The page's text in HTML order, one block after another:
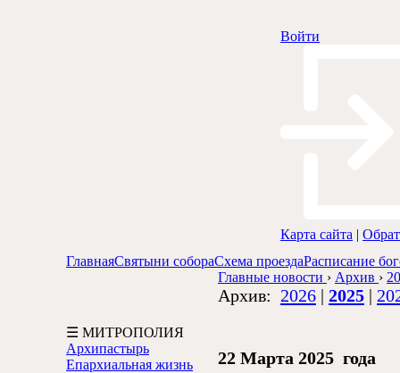
Войти
Карта сайта |
ГлавнаяСвятыни собораСхема проездаРасписание
☰ МИТРОПОЛИЯ
Архипастырь
Епархиальная жизнь
Главные новости › Архив ›
Архив: 2026 | 2025 |
22 Марта 2025 года